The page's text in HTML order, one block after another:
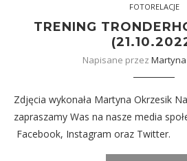
FOTORELACJE
TRENING
Napisane przez
Zdjęcia wykonała Martyna Okrzesik
zapraszamy Was na nasze media
Facebook, Instagram oraz Twitter.